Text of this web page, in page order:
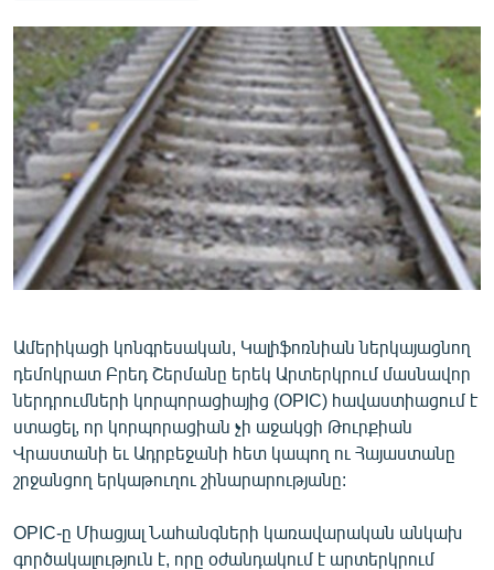
ՂԱՐԱԲԱՂ
ՊԱՏԵՐԱԶՄԻ 6 ՇԱԲԱԹՆԵՐԸ
ՏԱՐԱԾԱՇՐՋԱՆ
ՄԻՋԱԶԳԱՅԻՆ
ՄՇԱԿՈՒՅԹ
ՍՊՈՐՏ
ՄԵԿՆԱԲԱՆՈՒԹՅՈՒՆ
ԿՈՐՈՆԱՎԻՐՈՒՍ
ԱՐԽԻՎ
ՏԵՍԱՆՅՈՒԹԵՐ
ԲԱՆԱՎԵՃ
ՓՈԴՔԱՍԹ
Ամերիկացի կոնգրեսական, Կալիֆոռնիան ներկայացնող
դեմոկրատ Բրեդ Շերմանը երեկ Արտերկրում մասնավոր
ներդրումների կորպորացիայից (OPIC) հավաստիացում է
ստացել, որ կորպորացիան չի աջակցի Թուրքիան
Վրաստանի եւ Ադրբեջանի հետ կապող ու Հայաստանը
շրջանցող երկաթուղու շինարարությանը:
OPIC-ը Միացյալ Նահանգների կառավարական անկախ
գործակալություն է, որը օժանդակում է արտերկրում